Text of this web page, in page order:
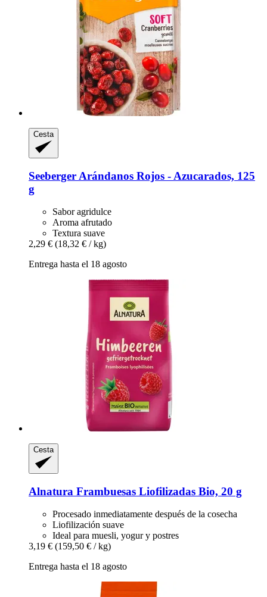
Cesta
Seeberger Arándanos Rojos -​ Azucarados, 125
g
Sabor agridulce
Aroma afrutado
Textura suave
2,29 € (18,32 € / kg)
Entrega hasta el 18 agosto
Cesta
Alnatura Frambuesas Liofilizadas Bio, 20 g
Procesado inmediatamente después de la cosecha
Liofilización suave
Ideal para muesli, yogur y postres
3,19 € (159,50 € / kg)
Entrega hasta el 18 agosto